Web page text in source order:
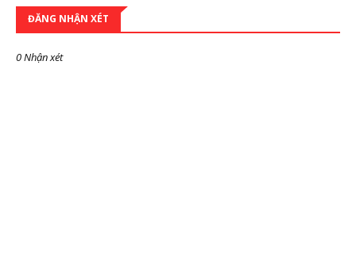
ĐĂNG NHẬN XÉT
0 Nhận xét